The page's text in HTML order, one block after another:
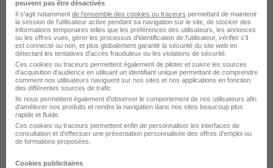
Orvault - 44 CDI
Voir l’offre
il y a 4 jours
Aide-Soignant de Nuit - CDI - EHPAD -
peuvent pas être désactivés
Il s'agit notamment de l'ensemble des cookies ou traceurs permettant de maintenir
la session de l'utilisateur active pendant sa navigation sur le site, de stocker des
informations temporaires telles que les préférences des utilisateurs, les annonces
ou les offres vues, gérer les processus d'identification de l'utilisateur, vérifier s'il
est connecté ou non, et plus globalement garantir la sécurité du site web en
détectant les tentatives d'accès frauduleux ou les violations de sécurité.
Ces cookies ou traceurs permettent également de piloter et suivre les sources
d'acquisition d'audience en utilisant un identifiant unique permettant de comprendre
comment nos utilisateurs naviguent sur nos sites et nos applications en fonction
des différentes sources de trafic.
Ils nous permettent également d’observer le comportement de nos utilisateurs afin
d'améliorer nos produits et rendre la navigation dans nos sites beaucoup plus
rapide et fluide.
Ces cookies ou traceurs permettent enfin de personnaliser les interfaces de
consultation et d'effectuer une présentation personnalisée des offres d'emploi ou
de formations proposées.
Cookies publicitaires